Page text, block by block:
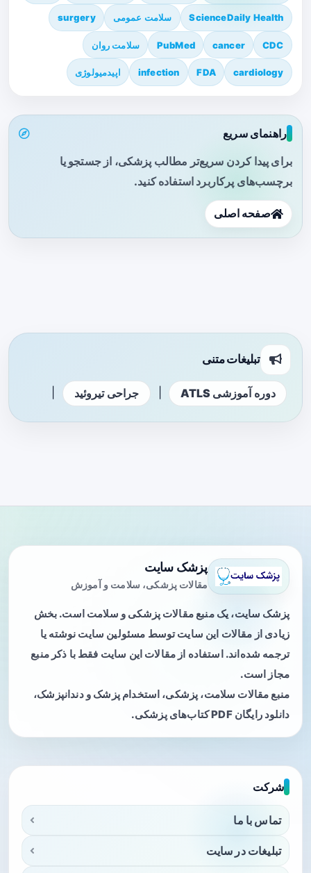
ScienceDaily Health سلامت عمومی surgery
CDC
cancer
PubMed سلامت روان
cardiology
FDA
infection اپیدمیولوژی
راهنمای سریع
برای پیدا کردن سریع‌تر مطالب پزشکی، از جستجو یا
برچسب‌های پرکاربرد استفاده کنید.
صفحه اصلی
تبلیغات متنی
دوره آموزشی ATLS جراحی تیروئید
پزشک سایت
مقالات پزشکی، سلامت و آموزش
پزشک سایت، یک منبع مقالات پزشکی و سلامت است. بخش
زیادی از مقالات این سایت توسط مسئولین سایت نوشته یا
ترجمه شده‌اند. استفاده از مقالات این سایت فقط با ذکر منبع
مجاز است.
منبع مقالات سلامت، پزشکی، استخدام پزشک و دندانپزشک،
دانلود رایگان PDF کتاب‌های پزشکی.
شرکت
تماس با ما
تبلیغات در سایت